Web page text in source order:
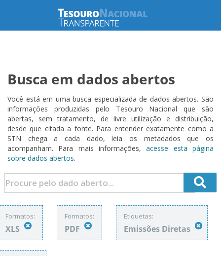
Busca em dados abertos
Você está em uma busca especializada de dados abertos. São
informações produzidas pelo Tesouro Nacional que são
abertas, sem tratamento, de livre utilização e distribuição,
desde que citada a fonte. Para entender exatamente como a
STN chega a cada dado, leia os metadados que os
acompanham. Para mais informações,acesse esta página
sobre dados abertos.
Formatos:
XLS
Formatos:
PDF
Etiquetas:
Emissões Diretas